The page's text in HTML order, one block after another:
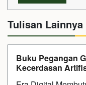
Tulisan Lainnya
Buku Pegangan
Kecerdasan